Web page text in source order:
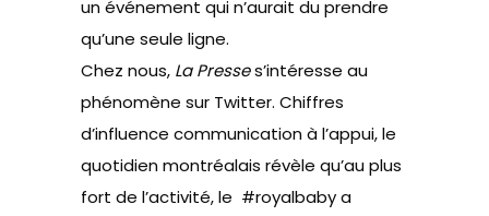
un événement qui n’aurait du prendre
qu’une seule ligne.
Chez nous, La Presses’intéresse au
phénomène sur Twitter. Chiffres
d’influence communication à l’appui, le
quotidien montréalais révèle qu’au plus
fort de l’activité, le #royalbaby a